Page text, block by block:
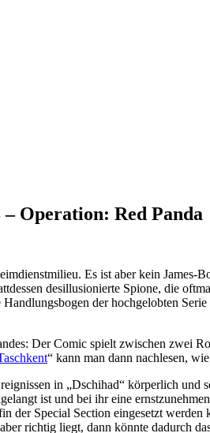
Operation: Red Panda
Es ist aber kein James-
desillusionierte Spione, die
der hochgelobten
Der Comic spielt zwischen zwei
“ kann man dann nachlesen,
in „Dschihad“ körperlich und
ist und bei ihr eine
der Special Section eingesetzt
richtig liegt, dann könnte dadurch